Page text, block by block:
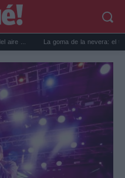
La goma de la nevera: el truco del